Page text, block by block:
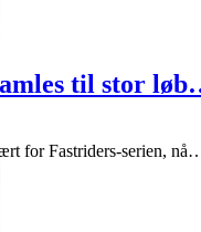
til stor
for Fastriders-serien,